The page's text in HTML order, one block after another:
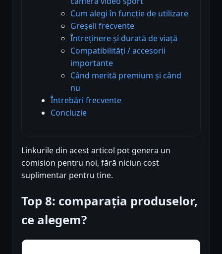
Cum alegi în funcție de utilizare
Greșeli frecvente
Întreținere și durată de viață
Compatibilități / accesorii
importante
Când merită premium și când
nu
Întrebări frecvente
Concluzie
Linkurile din acest articol pot genera un
comision pentru noi, fără niciun cost
suplimentar pentru tine.
Top 8: comparația produselor,
ce alegem?